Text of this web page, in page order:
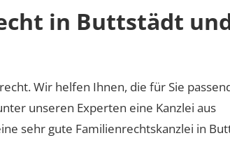
in Buttstädt
Wir helfen Ihnen, die für Sie
unseren Experten eine Kanzlei aus
sehr gute Familienrechtskanzlei in